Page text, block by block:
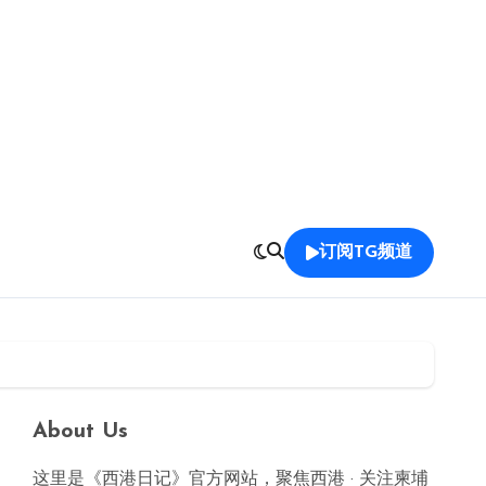
订阅TG频道
About Us
这里是《西港日记》官方网站，聚焦西港 · 关注柬埔